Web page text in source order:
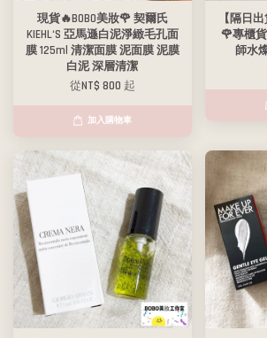
現貨🔥BOBO美妝🌹 契爾氏
KIEHL‘S 亞馬遜白泥淨緻毛孔面
膜 125ml 清潔面膜 泥面膜 泥膜
白泥 深層清潔
從NT$ 800 起
加入購物車
【隔日
🌹專櫃貨
師水